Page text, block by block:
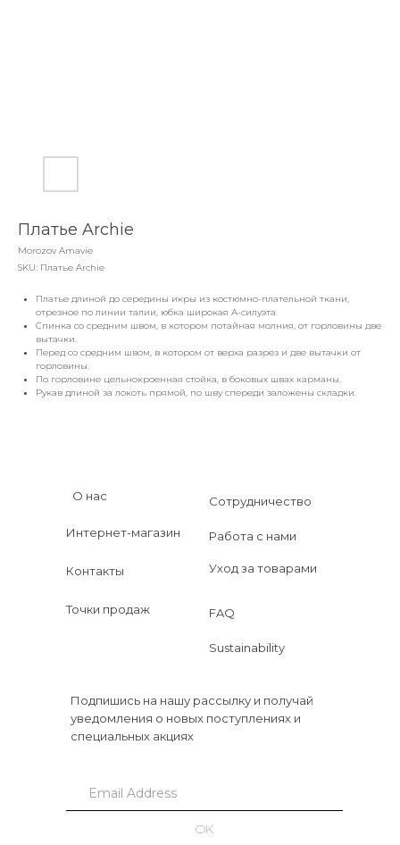
Платье Archie
Morozov Amavie
SKU: Платье Archie
Платье длиной до середины икры из костюмно-плательной ткани,
отрезное по линии талии, юбка широкая А-силуэта.
Спинка со средним швом, в котором потайная молния, от горловины две
вытачки.
Перед со средним швом, в котором от верха разрез и две вытачки от
горловины.
По горловине цельнокроенная стойка, в боковых швах карманы.
Рукав длиной за локоть прямой, по шву спереди заложены складки.
Уход за товарами
Контакты
Подпишись на нашу рассылку и получай
уведомления о новых поступлениях и
специальных акциях
О нас
FAQ
Sustainability
Сотрудничество
Работа с нами
Точки продаж
Интернет-магазин
OK